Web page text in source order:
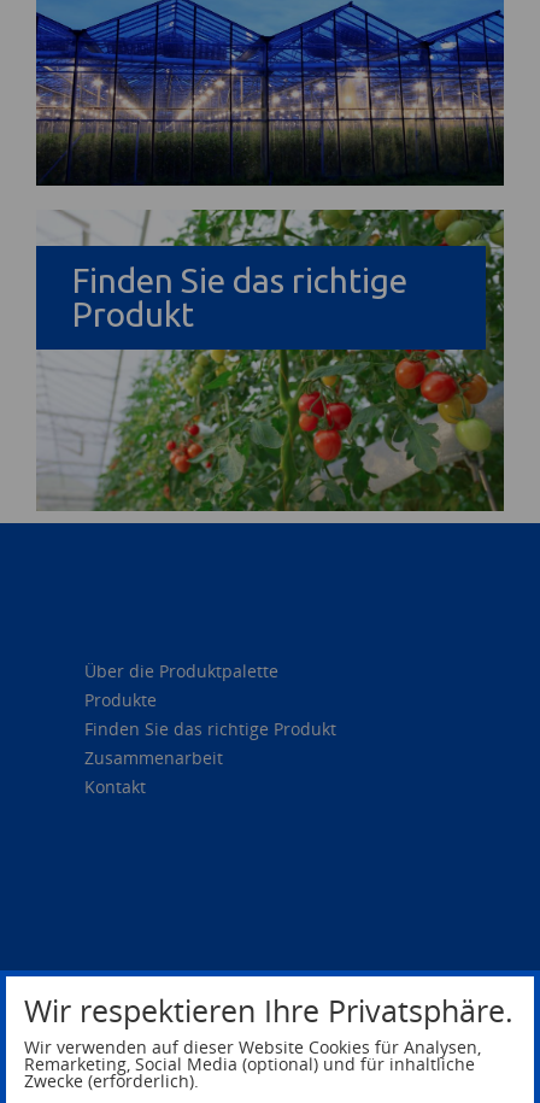
Wir respektieren Ihre Privatsphäre.
Wir verwenden auf dieser Website Cookies für Analysen,
Remarketing, Social Media (optional) und für inhaltliche
Zwecke (erforderlich).
Finden Sie das richtige
Produkt
Über die Produktpalette
Produkte
Finden Sie das richtige Produkt
Zusammenarbeit
Kontakt